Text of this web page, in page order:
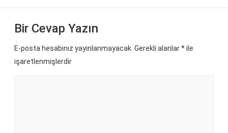
Bir Cevap Yazın
E-posta hesabınız yayınlanmayacak. Gerekli alanlar*ile
işaretlenmişlerdir